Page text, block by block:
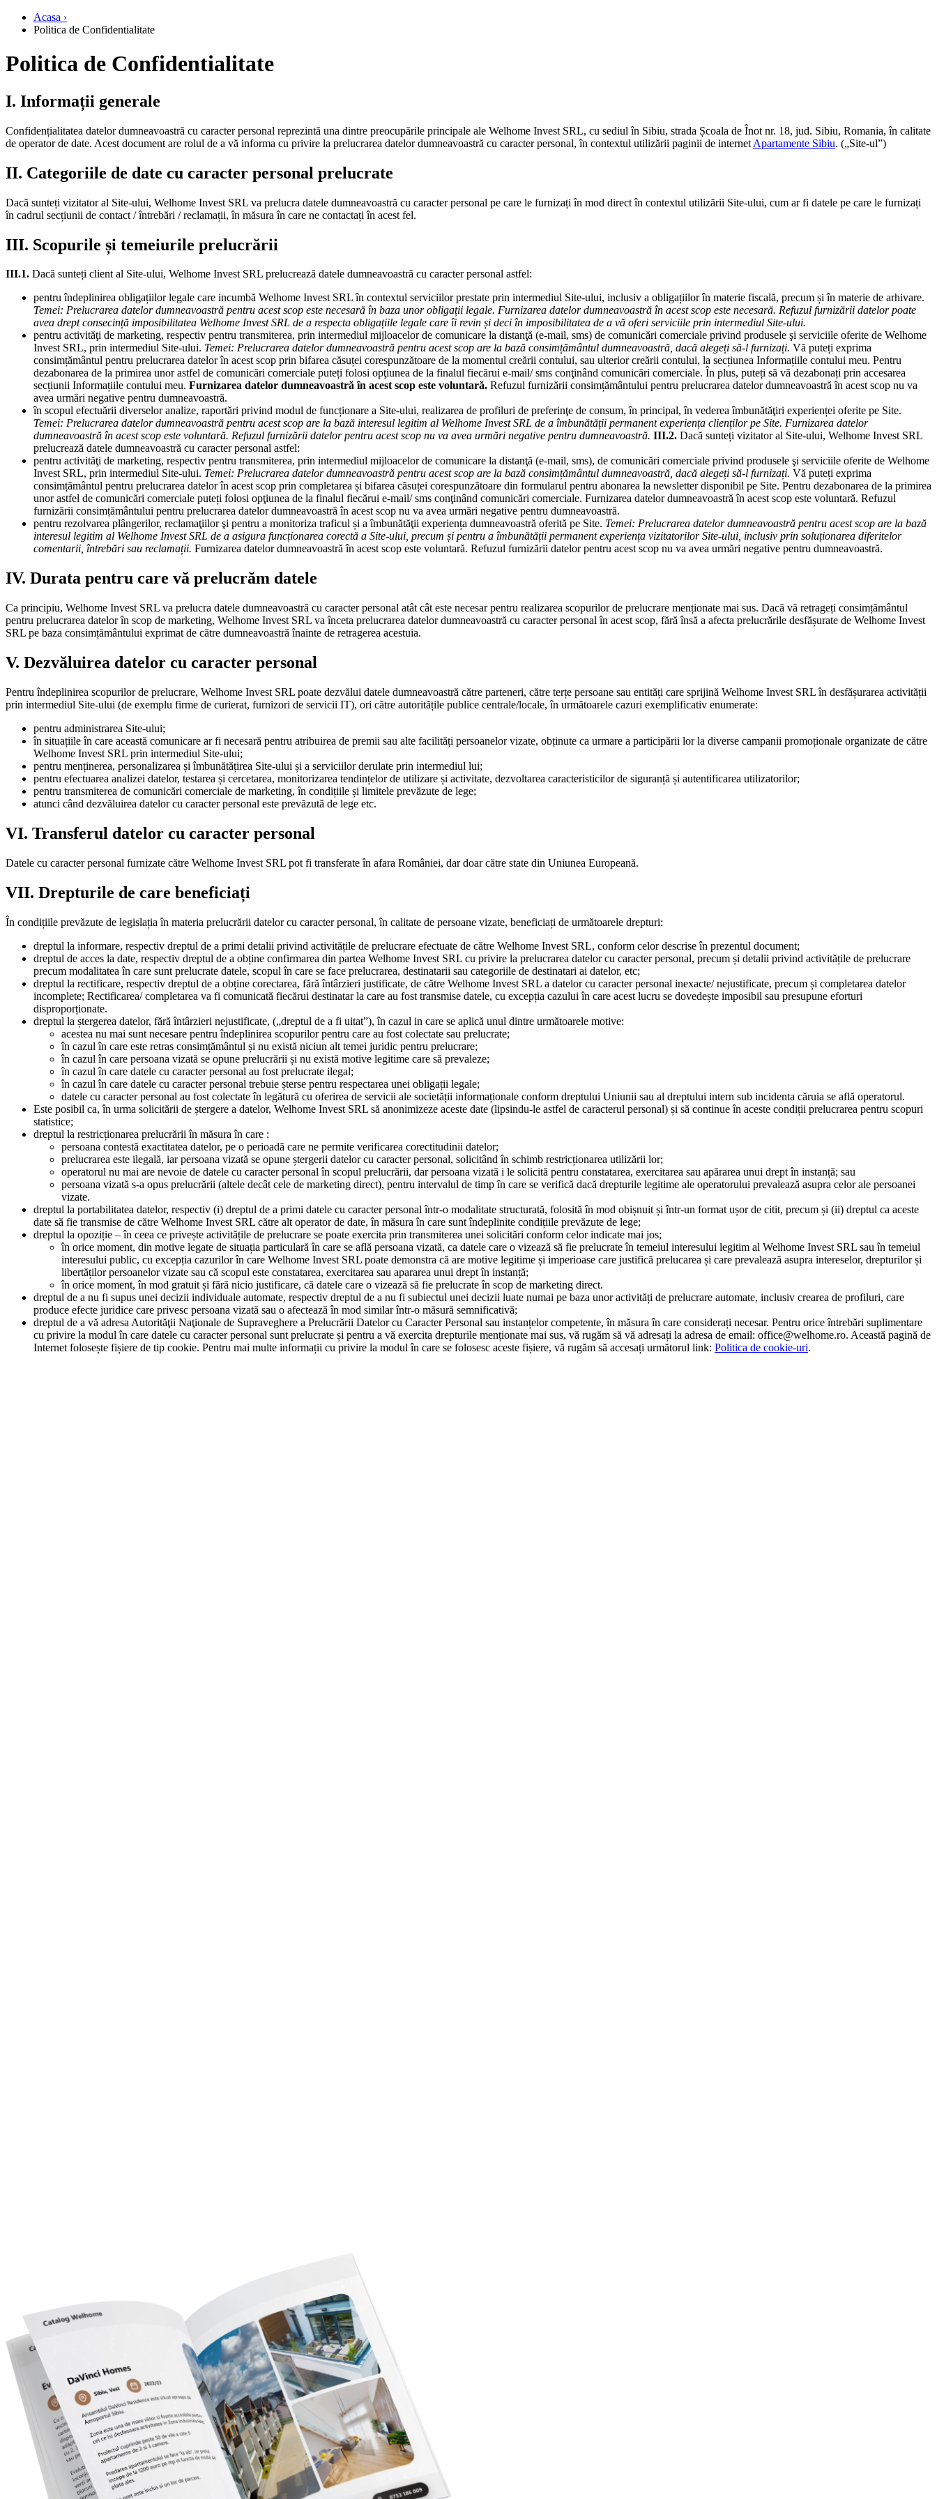
Acasa ›
Politica de Confidentialitate
Politica de Confidentialitate
I. Informații generale
Confidențialitatea datelor dumneavoastră cu caracter personal reprezintă una dintre preocupările principale ale Welhome Invest SRL, cu sediul în Sibiu, strada Școala de Înot nr. 18, jud. Sibiu, Romania, în calitate
de operator de date. Acest document are rolul de a vă informa cu privire la prelucrarea datelor dumneavoastră cu caracter personal, în contextul utilizării paginii de internet Apartamente Sibiu. („Site-ul”)
II. Categoriile de date cu caracter personal prelucrate
Dacă sunteți vizitator al Site-ului, Welhome Invest SRL va prelucra datele dumneavoastră cu caracter personal pe care le furnizați în mod direct în contextul utilizării Site-ului, cum ar fi datele pe care le furnizați
în cadrul secțiunii de contact / întrebări / reclamații, în măsura în care ne contactați în acest fel.
III. Scopurile și temeiurile prelucrării
III.1. Dacă sunteți client al Site-ului, Welhome Invest SRL prelucrează datele dumneavoastră cu caracter personal astfel:
pentru îndeplinirea obligațiilor legale care incumbă Welhome Invest SRL în contextul serviciilor prestate prin intermediul Site-ului, inclusiv a obligațiilor în materie fiscală, precum și în materie de arhivare.
Temei: Prelucrarea datelor dumneavoastră pentru acest scop este necesară în baza unor obligații legale. Furnizarea datelor dumneavoastră în acest scop este necesară. Refuzul furnizării datelor poate
avea drept consecință imposibilitatea Welhome Invest SRL de a respecta obligațiile legale care îi revin și deci în imposibilitatea de a vă oferi serviciile prin intermediul Site-ului.
pentru activităţi de marketing, respectiv pentru transmiterea, prin intermediul mijloacelor de comunicare la distanţă (e-mail, sms) de comunicări comerciale privind produsele şi serviciile oferite de Welhome
Invest SRL, prin intermediul Site-ului. Temei: Prelucrarea datelor dumneavoastră pentru acest scop are la bază consimțământul dumneavoastră, dacă alegeți să-l furnizați. Vă puteți exprima
consimțământul pentru prelucrarea datelor în acest scop prin bifarea căsuței corespunzătoare de la momentul creării contului, sau ulterior creării contului, la secțiunea Informațiile contului meu. Pentru
dezabonarea de la primirea unor astfel de comunicări comerciale puteți folosi opţiunea de la finalul fiecărui e-mail/ sms conţinând comunicări comerciale. În plus, puteți să vă dezabonați prin accesarea
secțiunii Informațiile contului meu. Furnizarea datelor dumneavoastră în acest scop este voluntară. Refuzul furnizării consimțământului pentru prelucrarea datelor dumneavoastră în acest scop nu va
avea urmări negative pentru dumneavoastră.
în scopul efectuării diverselor analize, raportări privind modul de funcționare a Site-ului, realizarea de profiluri de preferinţe de consum, în principal, în vederea îmbunătăţiri experienței oferite pe Site.
Temei: Prelucrarea datelor dumneavoastră pentru acest scop are la bază interesul legitim al Welhome Invest SRL de a îmbunătății permanent experiența clienților pe Site. Furnizarea datelor
dumneavoastră în acest scop este voluntară. Refuzul furnizării datelor pentru acest scop nu va avea urmări negative pentru dumneavoastră. III.2. Dacă sunteți vizitator al Site-ului, Welhome Invest SRL
prelucrează datele dumneavoastră cu caracter personal astfel:
pentru activităţi de marketing, respectiv pentru transmiterea, prin intermediul mijloacelor de comunicare la distanţă (e-mail, sms), de comunicări comerciale privind produsele şi serviciile oferite de Welhome
Invest SRL, prin intermediul Site-ului. Temei: Prelucrarea datelor dumneavoastră pentru acest scop are la bază consimțământul dumneavoastră, dacă alegeți să-l furnizați. Vă puteți exprima
consimțământul pentru prelucrarea datelor în acest scop prin completarea și bifarea căsuței corespunzătoare din formularul pentru abonarea la newsletter disponibil pe Site. Pentru dezabonarea de la primirea
unor astfel de comunicări comerciale puteți folosi opţiunea de la finalul fiecărui e-mail/ sms conţinând comunicări comerciale. Furnizarea datelor dumneavoastră în acest scop este voluntară. Refuzul
furnizării consimțământului pentru prelucrarea datelor dumneavoastră în acest scop nu va avea urmări negative pentru dumneavoastră.
pentru rezolvarea plângerilor, reclamaţiilor şi pentru a monitoriza traficul și a îmbunătăţii experiența dumneavoastră oferită pe Site. Temei: Prelucrarea datelor dumneavoastră pentru acest scop are la bază
interesul legitim al Welhome Invest SRL de a asigura funcționarea corectă a Site-ului, precum și pentru a îmbunătății permanent experiența vizitatorilor Site-ului, inclusiv prin soluționarea diferitelor
comentarii, întrebări sau reclamații. Furnizarea datelor dumneavoastră în acest scop este voluntară. Refuzul furnizării datelor pentru acest scop nu va avea urmări negative pentru dumneavoastră.
IV. Durata pentru care vă prelucrăm datele
Ca principiu, Welhome Invest SRL va prelucra datele dumneavoastră cu caracter personal atât cât este necesar pentru realizarea scopurilor de prelucrare menționate mai sus. Dacă vă retrageți consimțământul
pentru prelucrarea datelor în scop de marketing, Welhome Invest SRL va înceta prelucrarea datelor dumneavoastră cu caracter personal în acest scop, fără însă a afecta prelucrările desfășurate de Welhome Invest
SRL pe baza consimțământului exprimat de către dumneavoastră înainte de retragerea acestuia.
V. Dezvăluirea datelor cu caracter personal
Pentru îndeplinirea scopurilor de prelucrare, Welhome Invest SRL poate dezvălui datele dumneavoastră către parteneri, către terțe persoane sau entități care sprijină Welhome Invest SRL în desfășurarea activității
prin intermediul Site-ului (de exemplu firme de curierat, furnizori de servicii IT), ori către autoritățile publice centrale/locale, în următoarele cazuri exemplificativ enumerate:
pentru administrarea Site-ului;
în situațiile în care această comunicare ar fi necesară pentru atribuirea de premii sau alte facilități persoanelor vizate, obținute ca urmare a participării lor la diverse campanii promoționale organizate de către
Welhome Invest SRL prin intermediul Site-ului;
pentru menținerea, personalizarea și îmbunătățirea Site-ului și a serviciilor derulate prin intermediul lui;
pentru efectuarea analizei datelor, testarea și cercetarea, monitorizarea tendințelor de utilizare și activitate, dezvoltarea caracteristicilor de siguranță și autentificarea utilizatorilor;
pentru transmiterea de comunicări comerciale de marketing, în condițiile și limitele prevăzute de lege;
atunci când dezvăluirea datelor cu caracter personal este prevăzută de lege etc.
VI. Transferul datelor cu caracter personal
Datele cu caracter personal furnizate către Welhome Invest SRL pot fi transferate în afara României, dar doar către state din Uniunea Europeană.
VII. Drepturile de care beneficiați
În condițiile prevăzute de legislația în materia prelucrării datelor cu caracter personal, în calitate de persoane vizate, beneficiați de următoarele drepturi:
dreptul la informare, respectiv dreptul de a primi detalii privind activitățile de prelucrare efectuate de către Welhome Invest SRL, conform celor descrise în prezentul document;
dreptul de acces la date, respectiv dreptul de a obține confirmarea din partea Welhome Invest SRL cu privire la prelucrarea datelor cu caracter personal, precum și detalii privind activitățile de prelucrare
precum modalitatea în care sunt prelucrate datele, scopul în care se face prelucrarea, destinatarii sau categoriile de destinatari ai datelor, etc;
dreptul la rectificare, respectiv dreptul de a obține corectarea, fără întârzieri justificate, de către Welhome Invest SRL a datelor cu caracter personal inexacte/ nejustificate, precum și completarea datelor
incomplete; Rectificarea/ completarea va fi comunicată fiecărui destinatar la care au fost transmise datele, cu excepția cazului în care acest lucru se dovedește imposibil sau presupune eforturi
disproporționate.
dreptul la ștergerea datelor, fără întârzieri nejustificate, („dreptul de a fi uitat”), în cazul in care se aplică unul dintre următoarele motive:
acestea nu mai sunt necesare pentru îndeplinirea scopurilor pentru care au fost colectate sau prelucrate;
în cazul în care este retras consimțământul și nu există niciun alt temei juridic pentru prelucrare;
în cazul în care persoana vizată se opune prelucrării și nu există motive legitime care să prevaleze;
în cazul în care datele cu caracter personal au fost prelucrate ilegal;
în cazul în care datele cu caracter personal trebuie șterse pentru respectarea unei obligații legale;
datele cu caracter personal au fost colectate în legătură cu oferirea de servicii ale societății informaționale conform dreptului Uniunii sau al dreptului intern sub incidenta căruia se află operatorul.
Este posibil ca, în urma solicitării de ștergere a datelor, Welhome Invest SRL să anonimizeze aceste date (lipsindu-le astfel de caracterul personal) și să continue în aceste condiții prelucrarea pentru scopuri
statistice;
dreptul la restricționarea prelucrării în măsura în care :
persoana contestă exactitatea datelor, pe o perioadă care ne permite verificarea corectitudinii datelor;
prelucrarea este ilegală, iar persoana vizată se opune ștergerii datelor cu caracter personal, solicitând în schimb restricționarea utilizării lor;
operatorul nu mai are nevoie de datele cu caracter personal în scopul prelucrării, dar persoana vizată i le solicită pentru constatarea, exercitarea sau apărarea unui drept în instanță; sau
persoana vizată s-a opus prelucrării (altele decât cele de marketing direct), pentru intervalul de timp în care se verifică dacă drepturile legitime ale operatorului prevalează asupra celor ale persoanei
vizate.
dreptul la portabilitatea datelor, respectiv (i) dreptul de a primi datele cu caracter personal într-o modalitate structurată, folosită în mod obișnuit și într-un format ușor de citit, precum și (ii) dreptul ca aceste
date să fie transmise de către Welhome Invest SRL către alt operator de date, în măsura în care sunt îndeplinite condițiile prevăzute de lege;
dreptul la opoziție – în ceea ce privește activitățile de prelucrare se poate exercita prin transmiterea unei solicitări conform celor indicate mai jos;
în orice moment, din motive legate de situația particulară în care se află persoana vizată, ca datele care o vizează să fie prelucrate în temeiul interesului legitim al Welhome Invest SRL sau în temeiul
interesului public, cu excepția cazurilor în care Welhome Invest SRL poate demonstra că are motive legitime și imperioase care justifică prelucarea și care prevalează asupra intereselor, drepturilor și
libertăților persoanelor vizate sau că scopul este constatarea, exercitarea sau apararea unui drept în instanță;
în orice moment, în mod gratuit și fără nicio justificare, că datele care o vizează să fie prelucrate în scop de marketing direct.
dreptul de a nu fi supus unei decizii individuale automate, respectiv dreptul de a nu fi subiectul unei decizii luate numai pe baza unor activități de prelucrare automate, inclusiv crearea de profiluri, care
produce efecte juridice care privesc persoana vizată sau o afectează în mod similar într-o măsură semnificativă;
dreptul de a vă adresa Autorităţii Naţionale de Supraveghere a Prelucrării Datelor cu Caracter Personal sau instanțelor competente, în măsura în care considerați necesar. Pentru orice întrebări suplimentare
cu privire la modul în care datele cu caracter personal sunt prelucrate și pentru a vă exercita drepturile menționate mai sus, vă rugăm să vă adresați la adresa de email: office@welhome.ro. Această pagină de
Internet folosește fișiere de tip cookie. Pentru mai multe informații cu privire la modul în care se folosesc aceste fișiere, vă rugăm să accesați următorul link: Politica de cookie-uri.